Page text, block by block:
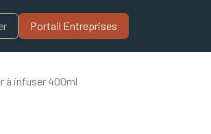
Portail Entreprises​
à infuser 400ml